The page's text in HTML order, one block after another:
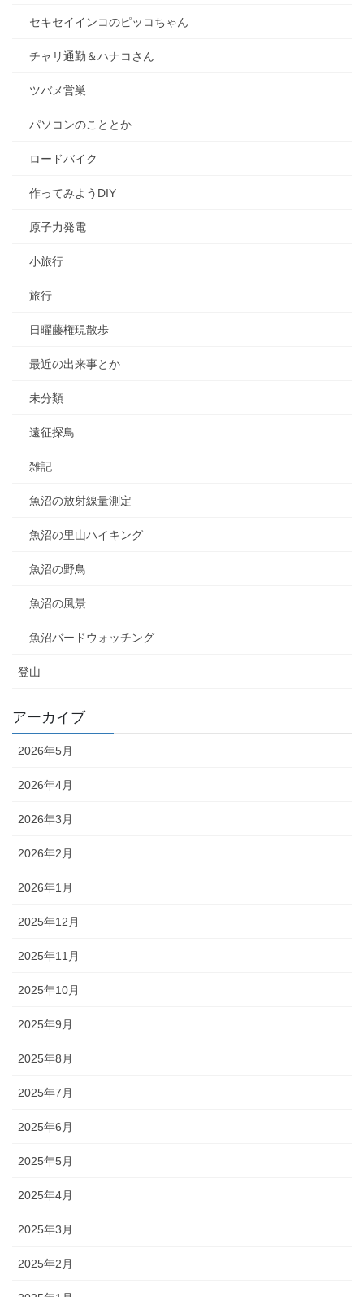
セキセイインコのピッコちゃん
チャリ通勤＆ハナコさん
ツバメ営巣
パソコンのこととか
ロードバイク
作ってみようDIY
原子力発電
小旅行
旅行
日曜藤権現散歩
最近の出来事とか
未分類
遠征探鳥
雑記
魚沼の放射線量測定
魚沼の里山ハイキング
魚沼の野鳥
魚沼の風景
魚沼バードウォッチング
登山
アーカイブ
2026年5月
2026年4月
2026年3月
2026年2月
2026年1月
2025年12月
2025年11月
2025年10月
2025年9月
2025年8月
2025年7月
2025年6月
2025年5月
2025年4月
2025年3月
2025年2月